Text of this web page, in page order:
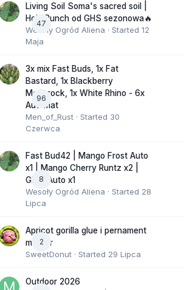
47
Living Soil Soma's sacred soil |
Holy Punch od GHS sezonowa🔥
Wesoły Ogród Aliena · Started 12
Maja
96
3x mix Fast Buds, 1x Fat
Bastard, 1x Blackberry
Moonrock, 1x White Rhino - 6x
Automat
Men_of_Rust · Started 30
Czerwca
8
Fast Bud42 | Mango Frost Auto
x1 | Mango Cherry Runtz x2 |
GMO Auto x1
Wesoły Ogród Aliena · Started 28
Lipca
2
Apricot gorilla glue i pernament
marker
SweetDonut · Started 29 Lipca
Outdoor 2026